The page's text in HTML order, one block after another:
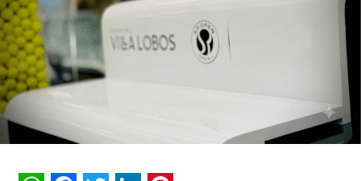
longo prazo com o mercado”, pontua Daniel Salguele,
gerente da Torrefação Cooxupé.
A promoção abrange todas as linhas de produtos da
marca em todo o território nacional. Para concorrer aos
comprovantes fiscais pelo site oficial ou via WhatsApp.
reveladas no momento do cadastro do produto, além da